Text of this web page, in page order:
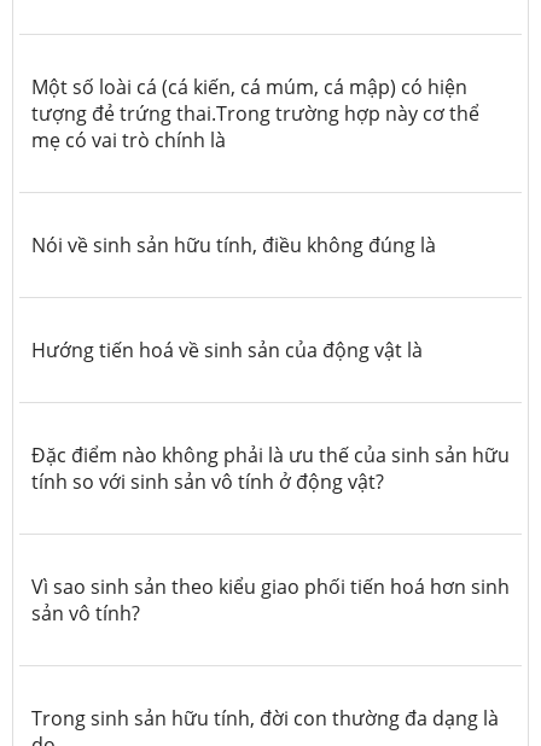
Một số loài cá (cá kiến, cá múm, cá mập) có hiện
tượng đẻ trứng thai.Trong trường hợp này cơ thể
mẹ có vai trò chính là
Nói về sinh sản hữu tính, điều không đúng là
Hướng tiến hoá về sinh sản của động vật là
Đặc điểm nào không phải là ưu thế của sinh sản hữu
tính so với sinh sản vô tính ở động vật?
Vì sao sinh sản theo kiểu giao phối tiến hoá hơn sinh
sản vô tính?
Trong sinh sản hữu tính, đời con thường đa dạng là